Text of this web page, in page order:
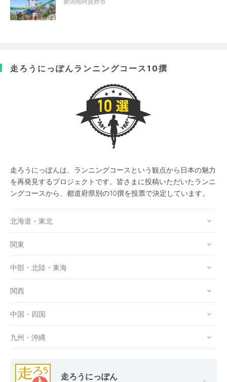
走ろうにっぽんランニングコース10撰
走ろうにっぽんは、ランニングコースという観点から日本の魅力
を再発見するプロジェクトです。皆さまに投稿いただいたランニ
ングコースから、都道府県別の10撰を投票で決定しています。
北海道・東北
関東
中部・北陸・東海
関西
中国・四国
九州・沖縄
走ろうにっぽん